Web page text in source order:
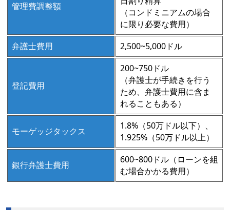
管理費調整額
（コンドミニアムの場合
に限り必要な費用）
弁護士費用
2,500~5,000ドル
登記費用
200~750ドル
（弁護士が手続きを行う
ため、弁護士費用に含ま
れることもある）
モーゲッジタックス
1.8%（50万ドル以下）、
1.925%（50万ドル以上）
銀行弁護士費用
600~800ドル（ローンを組
む場合かかる費用）